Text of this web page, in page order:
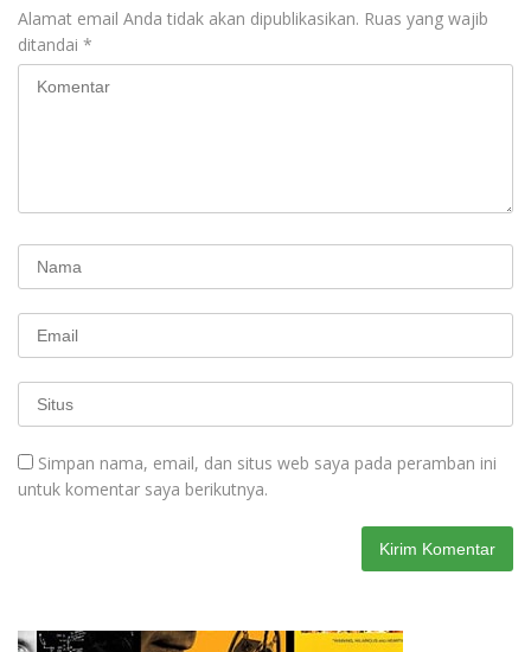
Alamat email Anda tidak akan dipublikasikan. Ruas yang wajib
ditandai *
Simpan nama, email, dan situs web saya pada peramban ini
untuk komentar saya berikutnya.